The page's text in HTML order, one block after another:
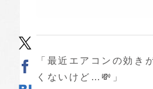
「最近エアコンの効き
くないけど…💸」